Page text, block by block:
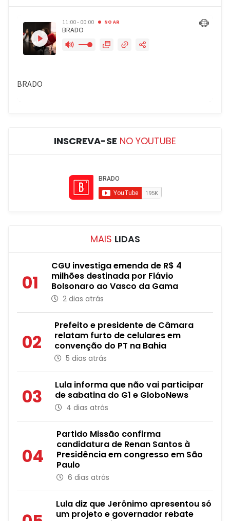
INSCREVA-SE NO YOUTUBE
MAIS LIDAS
01
CGU investiga emenda de R$ 4
milhões destinada por Flávio
Bolsonaro ao Vasco da Gama
2 dias atrás
02
Prefeito e presidente de Câmara
relatam furto de celulares em
convenção do PT na Bahia
5 dias atrás
03
Lula informa que não vai participar
de sabatina do G1 e GloboNews
4 dias atrás
04
Partido Missão confirma
candidatura de Renan Santos à
Presidência em congresso em São
Paulo
6 dias atrás
Lula diz que Jerônimo apresentou só
um projeto e governador rebate